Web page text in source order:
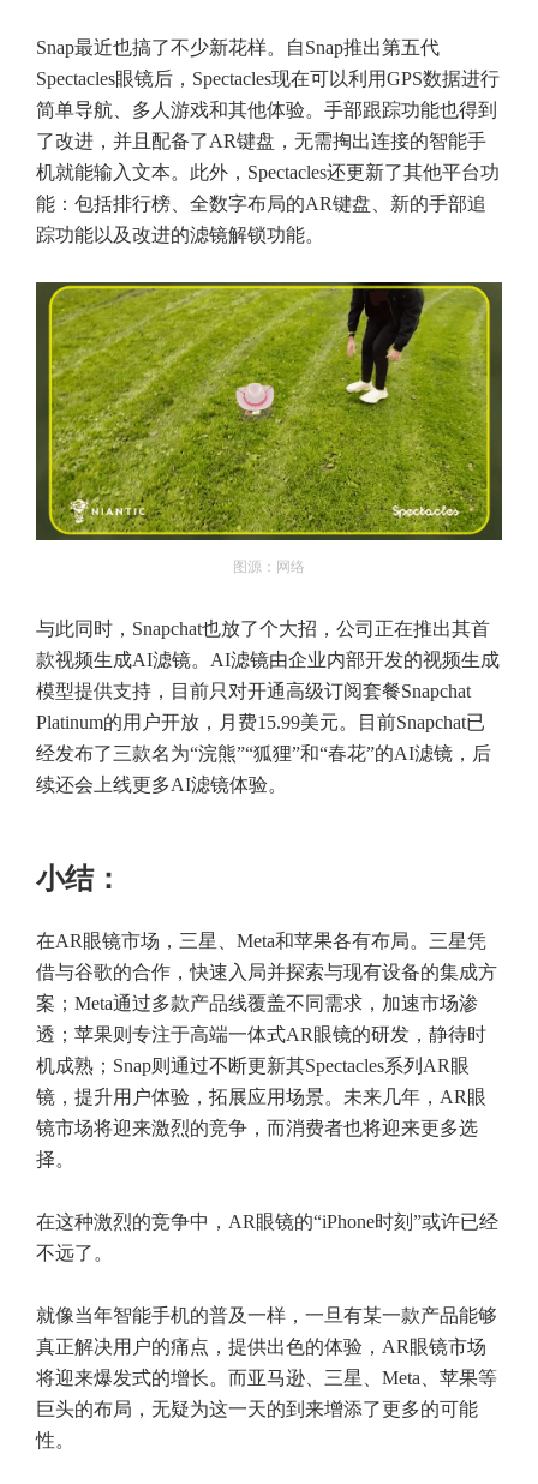
Snap最近也搞了不少新花样。自Snap推出第五代
Spectacles眼镜后，Spectacles现在可以利用GPS数据进行
简单导航、多人游戏和其他体验。手部跟踪功能也得到
了改进，并且配备了AR键盘，无需掏出连接的智能手
机就能输入文本。此外，Spectacles还更新了其他平台功
能：包括排行榜、全数字布局的AR键盘、新的手部追
踪功能以及改进的滤镜解锁功能。
图源：网络
与此同时，Snapchat也放了个大招，公司正在推出其首
款视频生成AI滤镜。AI滤镜由企业内部开发的视频生成
模型提供支持，目前只对开通高级订阅套餐Snapchat
Platinum的用户开放，月费15.99美元。目前Snapchat已
经发布了三款名为“浣熊”“狐狸”和“春花”的AI滤镜，后
续还会上线更多AI滤镜体验。
小结：
在AR眼镜市场，三星、Meta和苹果各有布局。三星凭
借与谷歌的合作，快速入局并探索与现有设备的集成方
案；Meta通过多款产品线覆盖不同需求，加速市场渗
透；苹果则专注于高端一体式AR眼镜的研发，静待时
机成熟；Snap则通过不断更新其Spectacles系列AR眼
镜，提升用户体验，拓展应用场景。未来几年，AR眼
镜市场将迎来激烈的竞争，而消费者也将迎来更多选
择。
在这种激烈的竞争中，AR眼镜的“iPhone时刻”或许已经
不远了。
就像当年智能手机的普及一样，一旦有某一款产品能够
真正解决用户的痛点，提供出色的体验，AR眼镜市场
将迎来爆发式的增长。而亚马逊、三星、Meta、苹果等
巨头的布局，无疑为这一天的到来增添了更多的可能
性。